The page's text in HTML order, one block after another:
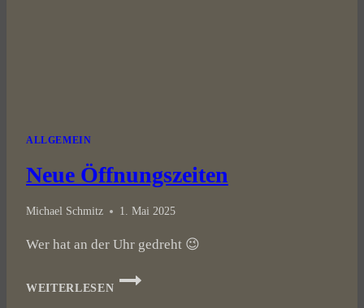
ALLGEMEIN
Neue Öffnungszeiten
Michael Schmitz 1. Mai 2025
Wer hat an der Uhr gedreht 😉
WEITERLESEN
NEUE